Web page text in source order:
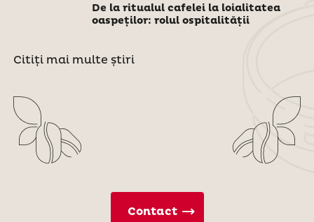
De la ritualul cafelei la loialitatea
oaspeților: rolul ospitalității
Citiți mai multe știri
Contact